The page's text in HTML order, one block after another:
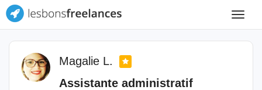
Toggle
Magalie L.
Assistante administratif